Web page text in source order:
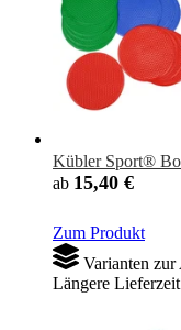
Kübler Sport®
ab 15,40 €
Zum Produkt
Varianten zur
Längere Lieferzeit